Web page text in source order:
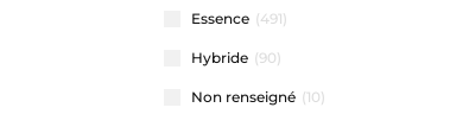
A1 SPORTBACK
A3 ALLSTREET
A3 BERLINE (1)
Essence (491)
Hybride (90)
Non renseigné (10)